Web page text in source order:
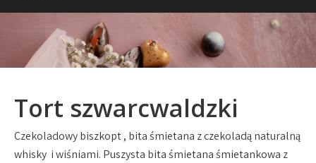
Tort szwarcwaldzki
Czekoladowy biszkopt , bita śmietana z czekoladą naturalną
whisky i wiśniami. Puszysta bita śmietana śmietankowa z